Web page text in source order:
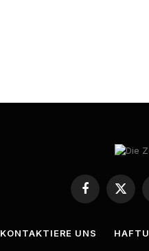
Facebook
X
KONTAKTIERE UNS